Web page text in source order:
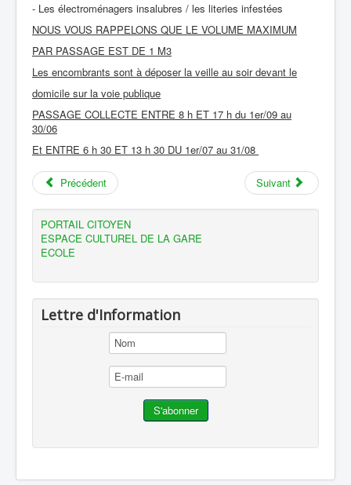
- Les électroménagers insalubres / les literies infestées
NOUS VOUS RAPPELONS QUE LE VOLUME MAXIMUM
PAR PASSAGE EST DE 1 M3
Les encombrants sont à déposer la veille au soir devant le
domicile sur la voie publique
PASSAGE COLLECTE ENTRE 8 h ET 17 h du 1er/09 au
30/06
Et ENTRE 6 h 30 ET 13 h 30 DU 1er/07 au 31/08
Précédent Suivant
PORTAIL CITOYEN
ESPACE CULTUREL DE LA GARE
ECOLE
Lettre d'Information